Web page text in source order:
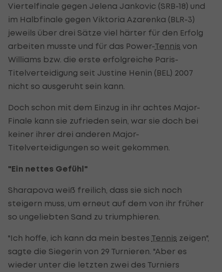
Viertelfinale gegen Jelena Jankovic (SRB-18) und
im Halbfinale gegen Viktoria Azarenka (BLR-3)
jeweils über drei Sätze viel härter für den Erfolg
arbeiten musste und für das Power-Tennis von
Williams bzw. die erste erfolgreiche Paris-
Titelverteidigung seit Justine Henin (BEL) 2007
nicht so ausgeruht sein kann.
Doch schon mit dem Einzug in ihr achtes Major-
Finale kann sie zufrieden sein, war sie doch bei
keiner ihrer drei anderen Major-
Titelverteidigungen so weit gekommen.
"Ein nettes Gefühl"
Sharapova weiß freilich, dass sie sich noch
steigern muss, um erneut auf dem von ihr früher
so ungeliebten Sand zu triumphieren.
"Ich hoffe, ich kann da mein bestes Tennis zeigen",
sagte die Siegerin von 29 Turnieren. "Aber es
wieder unter die letzten zwei des Turniers